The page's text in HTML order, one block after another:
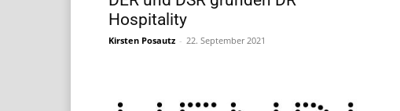
Hospitality
Kirsten Posautz - 22. September 2021